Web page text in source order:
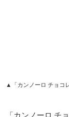
▲「カンノーロ チョコ
「カンノーロ チ